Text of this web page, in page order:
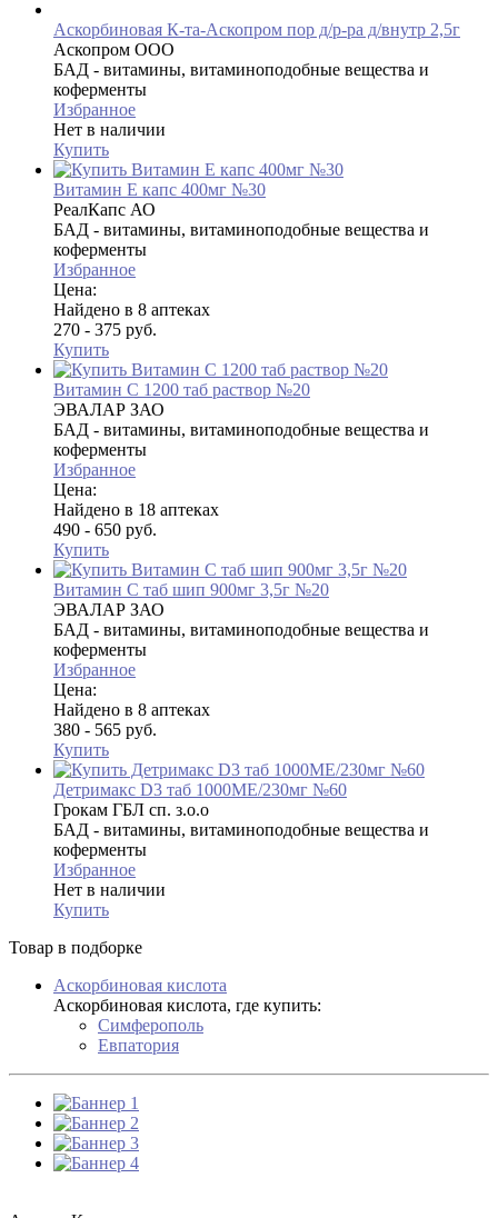
Аскорбиновая К-та-Аскопром пор д/р-ра д/внутр 2,5г
Аскопром ООО
БАД - витамины, витаминоподобные вещества и
коферменты
Избранное
Нет в наличии
Купить
Витамин E капс 400мг №30
РеалКапс АО
БАД - витамины, витаминоподобные вещества и
коферменты
Избранное
Цена:
Найдено в 8 аптеках
270 - 375 руб.
Купить
Витамин С 1200 таб раствор №20
ЭВАЛАР ЗАО
БАД - витамины, витаминоподобные вещества и
коферменты
Избранное
Цена:
Найдено в 18 аптеках
490 - 650 руб.
Купить
Витамин C таб шип 900мг 3,5г №20
ЭВАЛАР ЗАО
БАД - витамины, витаминоподобные вещества и
коферменты
Избранное
Цена:
Найдено в 8 аптеках
380 - 565 руб.
Купить
Детримакс D3 таб 1000МЕ/230мг №60
Грокам ГБЛ сп. з.о.о
БАД - витамины, витаминоподобные вещества и
коферменты
Избранное
Нет в наличии
Купить
Товар в подборке
Аскорбиновая кислота
Аскорбиновая кислота, где купить:
Симферополь
Евпатория